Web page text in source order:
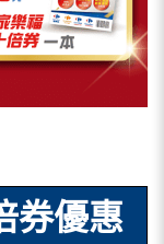
券優惠